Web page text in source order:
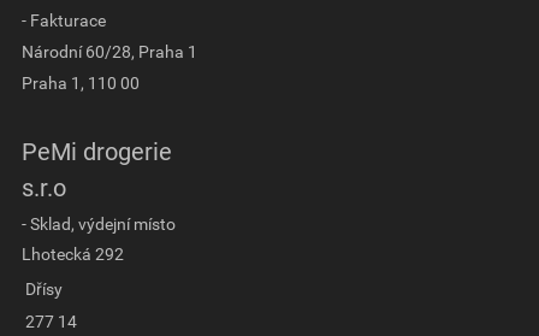
- Fakturace
Národní 60/28, Praha 1
Praha 1, 110 00
PeMi drogerie
s.r.o
- Sklad, výdejní místo
Lhotecká 292
Dřísy
277 14